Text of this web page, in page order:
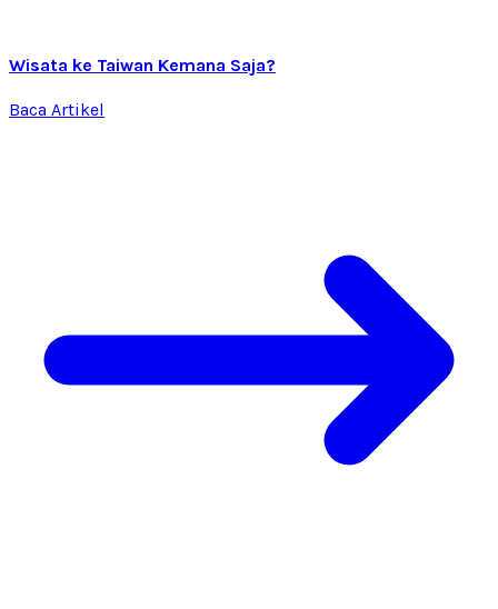
Wisata ke Taiwan Kemana Saja?
Baca Artikel